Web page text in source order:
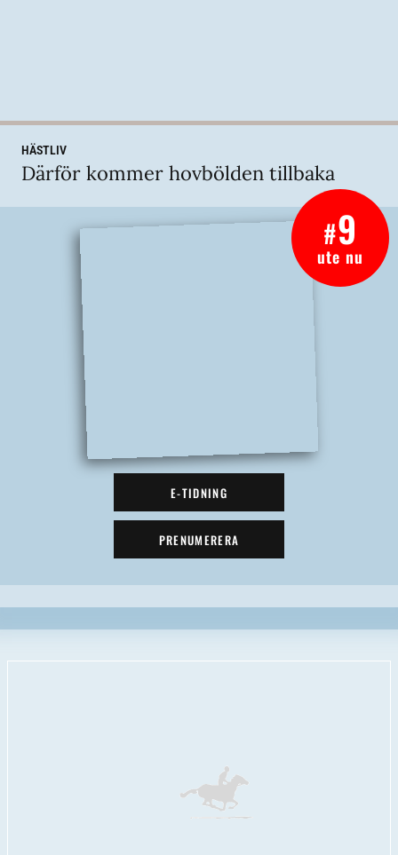
HÄSTLIV
Därför kommer hovbölden tillbaka
#9
ute nu
E-TIDNING
PRENUMERERA